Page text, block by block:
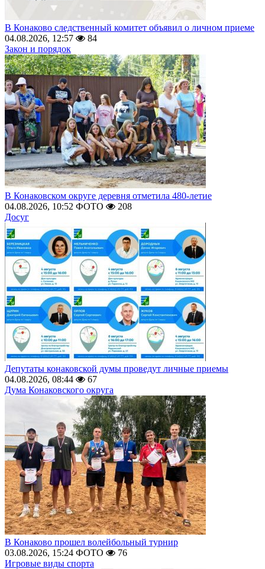
В Конаково следственный комитет объявил о личном приеме
04.08.2026, 12:57
84
Закон и порядок
В Конаковском округе деревня отметила 480-летие
04.08.2026, 10:52 ФОТО
208
Досуг
Депутаты конаковской думы проведут личные приемы
04.08.2026, 08:44
67
Дума Конаковского округа
В Конаково прошел волейбольный турнир
03.08.2026, 15:24 ФОТО
76
Игровые виды спорта